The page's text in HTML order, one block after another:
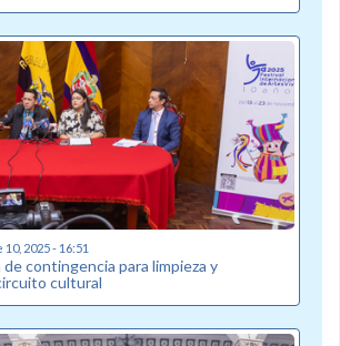
2025 - 16:51
de contingencia para limpieza y
cultural